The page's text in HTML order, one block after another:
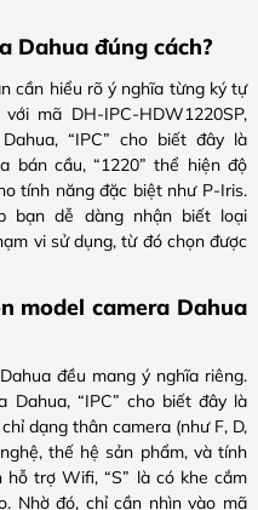
Dahua đúng cách?
cần hiểu rõ ý nghĩa từng ký tự
mã DH-IPC-HDW1220SP,
“IPC” cho biết đây là
bán cầu, “1220” thể hiện độ
tính năng đặc biệt như P-Iris.
bạn dễ dàng nhận biết loại
vi sử dụng, từ đó chọn được
model camera Dahua
đều mang ý nghĩa riêng.
Dahua, “IPC” cho biết đây là
dạng thân camera (như F, D,
thế hệ sản phẩm, và tính
hỗ trợ Wifi, “S” là có khe cắm
Nhờ đó, chỉ cần nhìn vào mã